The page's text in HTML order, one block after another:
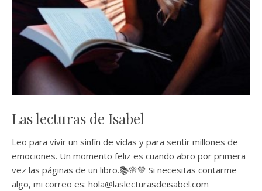
Las lecturas de Isabel
Leo para vivir un sinfín de vidas y para sentir millones de
emociones. Un momento feliz es cuando abro por primera
vez las páginas de un libro.📚🌸💚 Si necesitas contarme
algo, mi correo es: hola@laslecturasdeisabel.com